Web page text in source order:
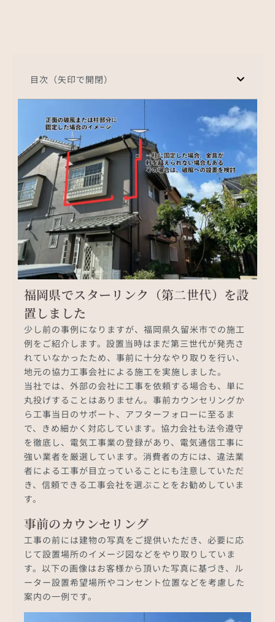
目次（矢印で開閉）
福岡県でスターリンク（第二世代）を設
置しました
少し前の事例になりますが、福岡県久留米市での施工
例をご紹介します。設置当時はまだ第三世代が発売さ
れていなかったため、事前に十分なやり取りを行い、
地元の協力工事会社による施工を実施しました。
当社では、外部の会社に工事を依頼する場合も、単に
丸投げすることはありません。事前カウンセリングか
ら工事当日のサポート、アフターフォローに至るま
で、きめ細かく対応しています。協力会社も法令遵守
を徹底し、電気工事業の登録があり、電気通信工事に
強い業者を厳選しています。消費者の方には、違法業
者による工事が目立っていることにも注意していただ
き、信頼できる工事会社を選ぶことをお勧めしていま
す。
事前のカウンセリング
工事の前には建物の写真をご提供いただき、必要に応
じて設置場所のイメージ図などをやり取りしていま
す。以下の画像はお客様から頂いた写真に基づき、ル
ーター設置希望場所やコンセント位置などを考慮した
案内の一例です。